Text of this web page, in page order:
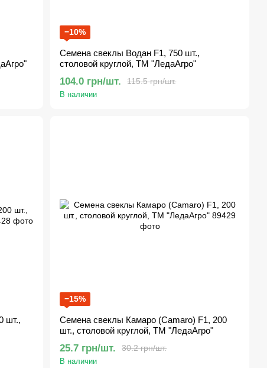
−10%
Семена свеклы Водан F1, 750 шт.,
столовой круглой, ТМ "ЛедаАгро"
115.5 грн/шт.
104.0 грн/шт.
В наличии
шт.,
−15%
Семена свеклы Камаро (Camaro) F1, 200
шт., столовой круглой, ТМ "ЛедаАгро"
30.2 грн/шт.
25.7 грн/шт.
В наличии